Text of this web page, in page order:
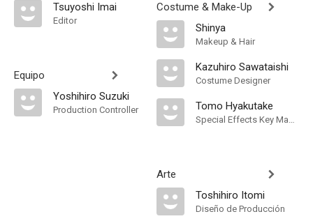
Tsuyoshi Imai
Editor
Equipo
Yoshihiro Suzuki
Production Controller
Costume & Make-Up
Shinya
Makeup & Hair
Kazuhiro Sawataishi
Costume Designer
Tomo Hyakutake
Special Effects Key Makeup Artist
Arte
Toshihiro Itomi
Diseño de Producción